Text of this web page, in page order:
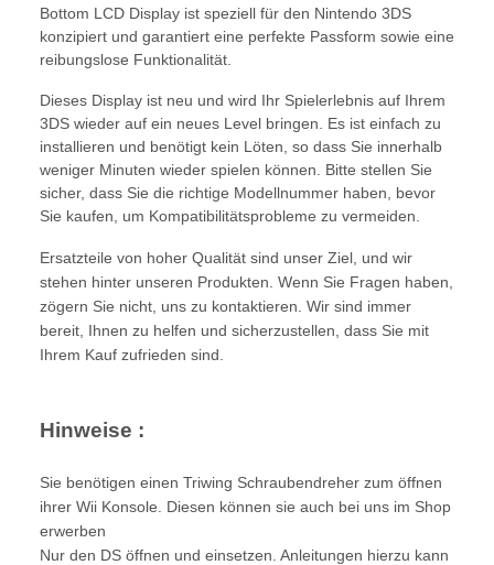
Bottom LCD Display ist speziell für den Nintendo 3DS
konzipiert und garantiert eine perfekte Passform sowie eine
reibungslose Funktionalität.
Dieses Display ist neu und wird Ihr Spielerlebnis auf Ihrem
3DS wieder auf ein neues Level bringen. Es ist einfach zu
installieren und benötigt kein Löten, so dass Sie innerhalb
weniger Minuten wieder spielen können. Bitte stellen Sie
sicher, dass Sie die richtige Modellnummer haben, bevor
Sie kaufen, um Kompatibilitätsprobleme zu vermeiden.
Ersatzteile von hoher Qualität sind unser Ziel, und wir
stehen hinter unseren Produkten. Wenn Sie Fragen haben,
zögern Sie nicht, uns zu kontaktieren. Wir sind immer
bereit, Ihnen zu helfen und sicherzustellen, dass Sie mit
Ihrem Kauf zufrieden sind.
Hinweise :
Sie benötigen einen Triwing Schraubendreher zum öffnen
ihrer Wii Konsole. Diesen können sie auch bei uns im Shop
erwerben
Nur den DS öffnen und einsetzen. Anleitungen hierzu kann